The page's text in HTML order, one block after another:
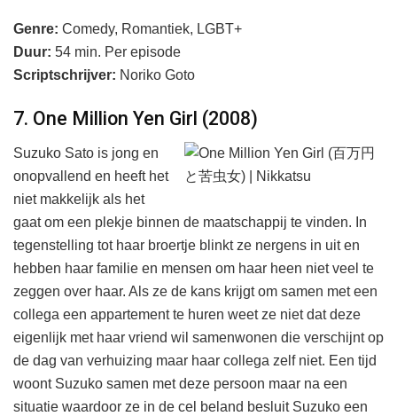
Genre: Comedy, Romantiek, LGBT+
Duur: 54 min. Per episode
Scriptschrijver: Noriko Goto
7. One Million Yen Girl (2008)
Suzuko Sato is jong en
onopvallend en heeft het
niet makkelijk als het
gaat om een plekje binnen de maatschappij te vinden. In
tegenstelling tot haar broertje blinkt ze nergens in uit en
hebben haar familie en mensen om haar heen niet veel te
zeggen over haar. Als ze de kans krijgt om samen met een
collega een appartement te huren weet ze niet dat deze
eigenlijk met haar vriend wil samenwonen die verschijnt op
de dag van verhuizing maar haar collega zelf niet. Een tijd
woont Suzuko samen met deze persoon maar na een
situatie waardoor ze in de cel beland besluit Suzuko een